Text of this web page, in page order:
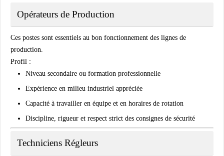
Opérateurs de Production
Ces postes sont essentiels au bon fonctionnement des lignes de
production.
Profil :
Niveau secondaire ou formation professionnelle
Expérience en milieu industriel appréciée
Capacité à travailler en équipe et en horaires de rotation
Discipline, rigueur et respect strict des consignes de sécurité
Techniciens Régleurs